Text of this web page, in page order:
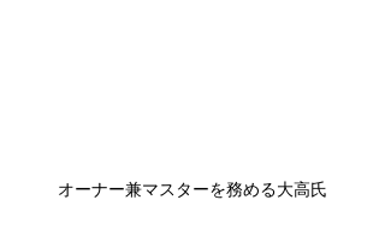
オーナー兼マスターを務める大高氏